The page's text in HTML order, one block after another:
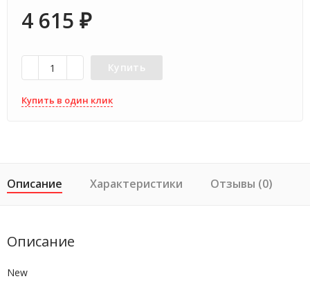
4 615 ₽
Купить
Купить в один клик
Описание Характеристики Отзывы (0)
Описание
New